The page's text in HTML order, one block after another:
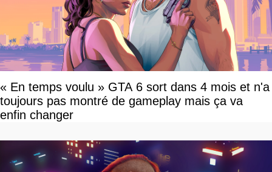
« En temps voulu » GTA 6 sort dans 4 mois et n'a
toujours pas montré de gameplay mais ça va
enfin changer